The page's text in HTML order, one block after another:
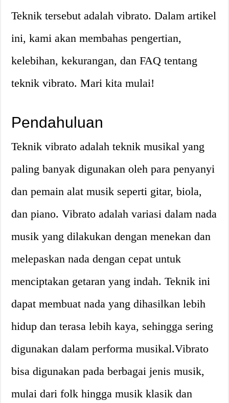
Teknik tersebut adalah vibrato. Dalam artikel
ini, kami akan membahas pengertian,
kelebihan, kekurangan, dan FAQ tentang
teknik vibrato. Mari kita mulai!
Pendahuluan
Teknik vibrato adalah teknik musikal yang
paling banyak digunakan oleh para penyanyi
dan pemain alat musik seperti gitar, biola,
dan piano. Vibrato adalah variasi dalam nada
musik yang dilakukan dengan menekan dan
melepaskan nada dengan cepat untuk
menciptakan getaran yang indah. Teknik ini
dapat membuat nada yang dihasilkan lebih
hidup dan terasa lebih kaya, sehingga sering
digunakan dalam performa musikal.Vibrato
bisa digunakan pada berbagai jenis musik,
mulai dari folk hingga musik klasik dan